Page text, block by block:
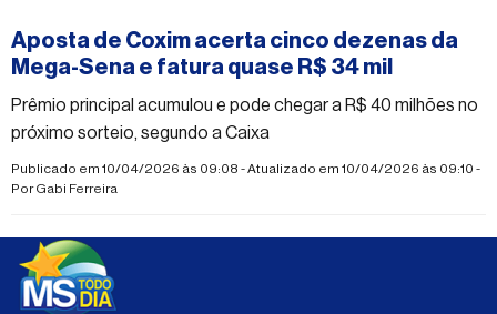
Aposta de Coxim acerta cinco dezenas da
Mega-Sena e fatura quase R$ 34 mil
Prêmio principal acumulou e pode chegar a R$ 40 milhões no
próximo sorteio, segundo a Caixa
Publicado em 10/04/2026 às 09:08 - Atualizado em 10/04/2026 às 09:10 -
PorGabi Ferreira